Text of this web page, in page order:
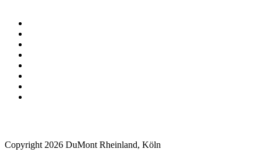
Copyright 2026 DuMont Rheinland, Köln